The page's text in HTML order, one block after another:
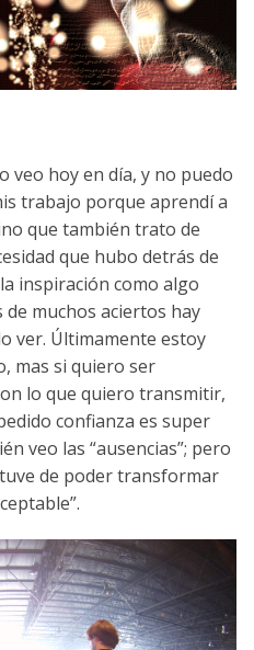
veo hoy en día, y no puedo
trabajo porque aprendí a
que también trato de
que hubo detrás de
inspiración como algo
muchos aciertos hay
ver. Últimamente estoy
mas si quiero ser
lo que quiero transmitir,
confianza es super
veo las “ausencias”; pero
de poder transformar